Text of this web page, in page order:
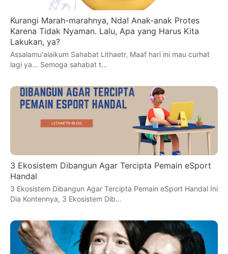
Kurangi Marah-marahnya, Nda! Anak-anak Protes
Karena Tidak Nyaman. Lalu, Apa yang Harus Kita
Lakukan, ya?
Assalamu'alaikum Sahabat Lithaetr, Maaf hari ini mau curhat
lagi ya... Semoga sahabat t…
3 Ekosistem Dibangun Agar Tercipta Pemain eSport
Handal
3 Ekosistem Dibangun Agar Tercipta Pemain eSport Handal Ini
Dia Kontennya, 3 Ekosistem Dib…